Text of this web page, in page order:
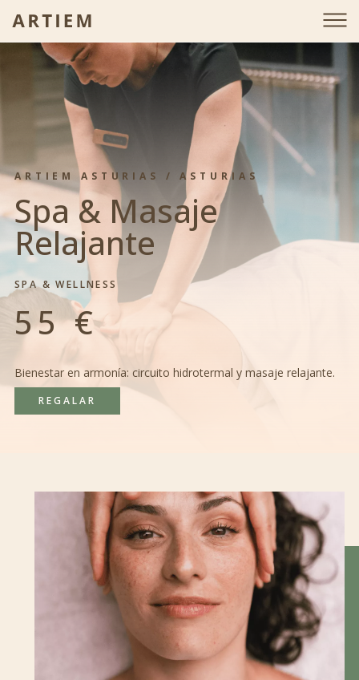
ARTIEM ASTURIAS / ASTURIAS
Spa & Masaje
Relajante
SPA & WELLNESS
55 €
Bienestar en armonía: circuito hidrotermal y masaje relajante.
REGALAR